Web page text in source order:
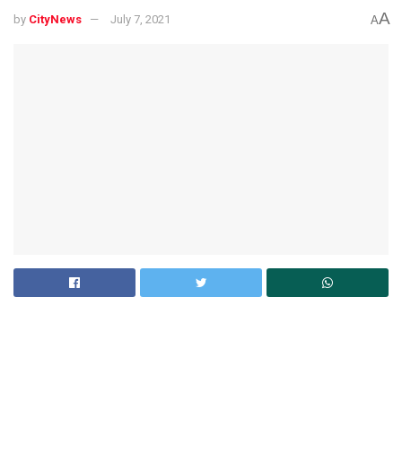
by CityNews July 7, 2021 AA